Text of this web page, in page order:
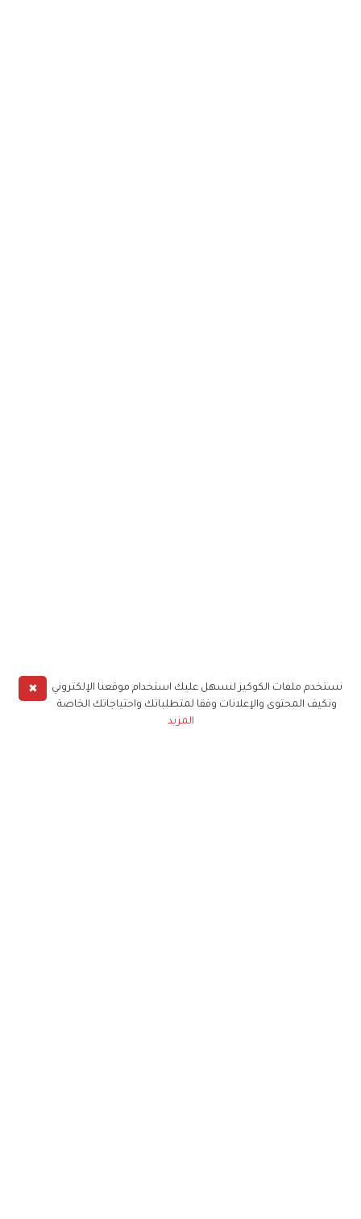
✖
نستخدم ملفات الكوكيز لنسهل عليك استخدام موقعنا الإلكتروني
ونكيف المحتوى والإعلانات وفقا لمتطلباتك واحتياجاتك الخاصة
المزيد